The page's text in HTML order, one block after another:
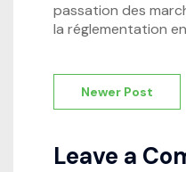
passation des
la réglementation
Navigation
de
l’article
Newer Post
Leave a